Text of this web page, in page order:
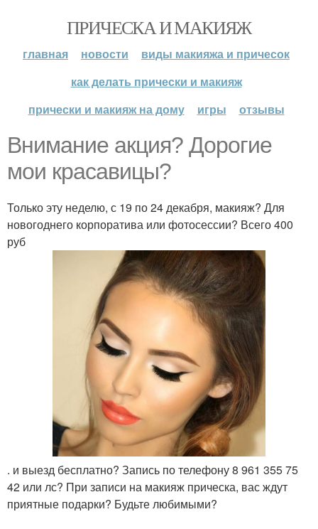
ПРИЧЕСКА И МАКИЯЖ
главная новости
виды макияжа и причесок
как делать прически и макияж
прически и макияж на дому
игры отзывы
Внимание акция? Дорогие
мои красавицы?
Только эту неделю, с 19 по 24 декабря, макияж? Для
новогоднего корпоратива или фотосессии? Всего 400
руб
. и выезд бесплатно? Запись по телефону 8 961 355 75
42 или лс? При записи на макияж прическа, вас ждут
приятные подарки? Будьте любимыми?